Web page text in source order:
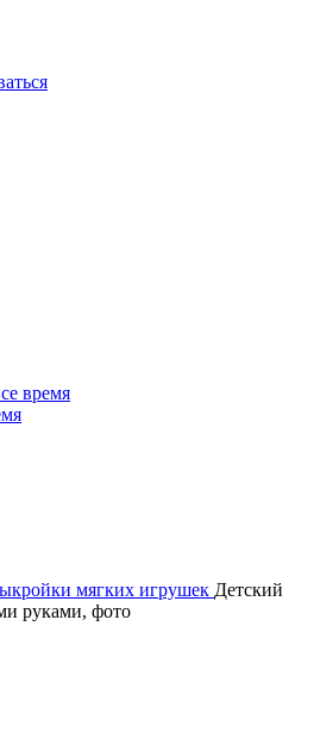
время
мягких игрушек Детский
руками, фото